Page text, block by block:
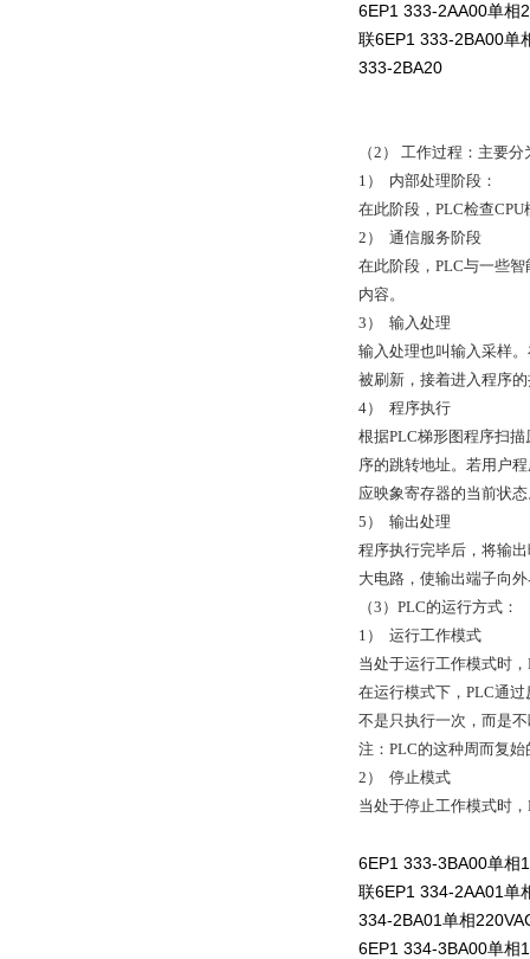
6EP1 333-2AA00单相
联6EP1 333-2BA00单
333-2BA20
（2） 工作过程：主要
1） 内部处理阶段：
在此阶段，PLC检查
2） 通信服务阶段
在此阶段，PLC与一些
内容。
3） 输入处理
输入处理也叫输入采样
被刷新，接着进入程序
4） 程序执行
根据PLC梯形图程序扫
序的跳转地址。若用户
应映象寄存器的当前状
5） 输出处理
程序执行完毕后，将输
大电路，使输出端子向
（3）PLC的运行方式：
1） 运行工作模式
当处于运行工作模式时
在运行模式下，PLC通
不是只执行一次，而是
注：PLC的这种周而复
2） 停止模式
当处于停止工作模式时
6EP1 333-3BA00单相
联6EP1 334-2AA01单
334-2BA01单相
6EP1 334-3BA00单相